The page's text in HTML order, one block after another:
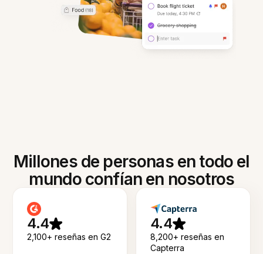
Millones de personas en todo el
mundo confían en nosotros
4.4
2,100+ reseñas en G2
4.4
8,200+ reseñas en
Capterra